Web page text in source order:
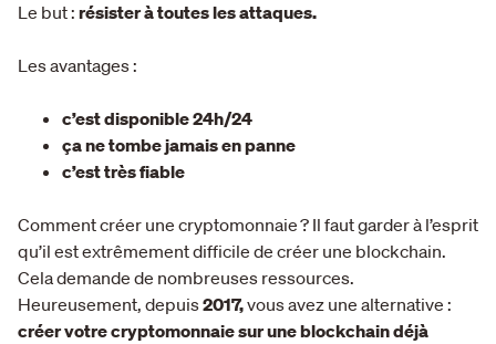
Le but : résister à toutes les attaques.
Les avantages :
c’est disponible 24h/24
ça ne tombe jamais en panne
c’est très fiable
Comment créer une cryptomonnaie ? Il faut garder à l’esprit
qu’il est extrêmement difficile de créer une blockchain.
Cela demande de nombreuses ressources.
Heureusement, depuis2017,vous avez une alternative :
créer votre cryptomonnaie sur une blockchain déjà